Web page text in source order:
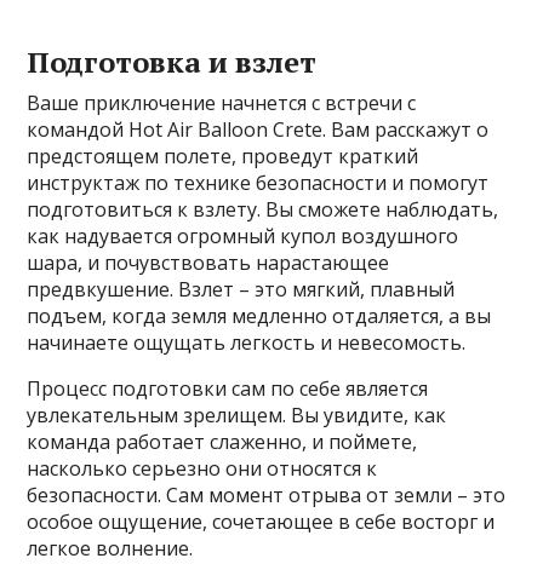
Подготовка и взлет
Ваше приключение начнется с встречи с
командой Hot Air Balloon Crete. Вам расскажут о
предстоящем полете, проведут краткий
инструктаж по технике безопасности и помогут
подготовиться к взлету. Вы сможете наблюдать,
как надувается огромный купол воздушного
шара, и почувствовать нарастающее
предвкушение. Взлет – это мягкий, плавный
подъем, когда земля медленно отдаляется, а вы
начинаете ощущать легкость и невесомость.
Процесс подготовки сам по себе является
увлекательным зрелищем. Вы увидите, как
команда работает слаженно, и поймете,
насколько серьезно они относятся к
безопасности. Сам момент отрыва от земли – это
особое ощущение, сочетающее в себе восторг и
легкое волнение.